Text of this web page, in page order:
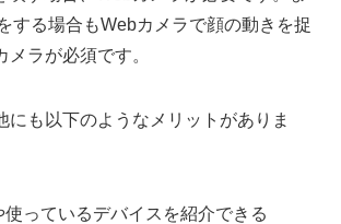
する場合もWebカメラで顔の動きを捉
メラが必須です。
にも以下のようなメリットがありま
っているデバイスを紹介できる